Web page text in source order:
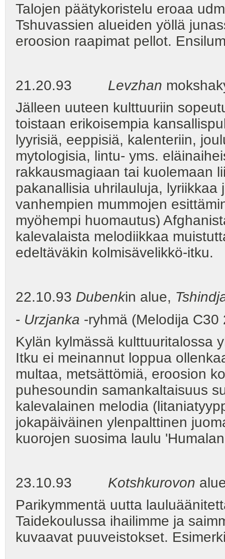
Talojen päätykoristelu eroaa
Tshuvassien alueiden yöllä
eroosion raapimat pellot.
21.20.93 Levzhan
Jälleen uuteen kulttuuriin
toistaan erikoisempia
lyyrisiä, eeppisiä, kalenteriin,
mytologisia, lintu- yms.
rakkausmagiaan tai kuolemaan
pakanallisia uhrilauluja,
vanhempien mummojen
myöhempi huomautus)
kalevalaista melodiikkaa
edeltäväkin kolmisävelikkö-itku.
22.10.93 Dubenkin alue,
- Urzjanka -ryhmä (Melodija
Kylän kylmässä kulttuuritalossa
Itku ei meinannut loppua
multaa, metsättömiä, eroosion
puhesoundin samankaltaisuus
kalevalainen melodia
jokapäiväinen ylenpalttinen
kuorojen suosima laulu
23.10.93 Kotshkurovon
Parikymmentä uutta
Taidekoulussa ihailimme ja
kuvaavat puuveistokset.